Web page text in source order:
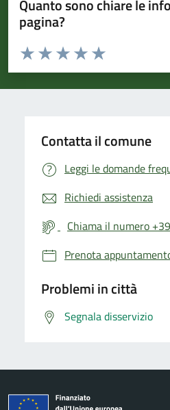
Quanto sono chiare le
pagina?
Valuta da 1 a 5 stelle la pagina
Valuta 5 stelle
Valuta 4 stelle su 5
Valuta 3 stelle su 5
Valuta 2 stelle su 5
Valuta 1 stelle su 5
Contatta il comune
Leggi le domande
Richiedi assistenza
Chiama il numero
Prenota
Problemi in città
Segnala disservizio